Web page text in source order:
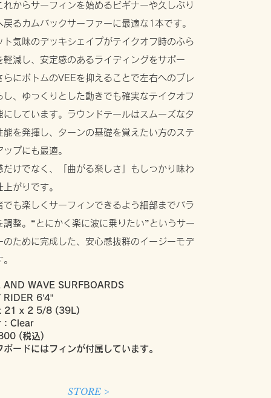
れからサーフィンを始めるビギナーや久しぶり
戻るカムバックサーファーに最適な1本です。
ト気味のデッキシェイプがテイクオフ時のふら
軽減し、安定感のあるライディングをサポー
らにボトムのVEEを抑えることで左右へのブレ
し、ゆっくりとした動きでも確実なテイクオフ
にしています。ラウンドテールはスムーズなタ
能を発揮し、ターンの基礎を覚えたい方のステ
ップにも最適。
だけでなく、「曲がる楽しさ」もしっかり味わ
上がりです。
でも楽しくサーフィンできるよう細部までバラ
調整。“とにかく楽に波に乗りたい”というサー
のために完成した、安心感抜群のイージーモデ
AND WAVE SURFBOARDS
RIDER 6’4”
x 21 x 2 5/8 (39L)
Clear
(税込)
ボードにはフィンが付属しています。
STORE >